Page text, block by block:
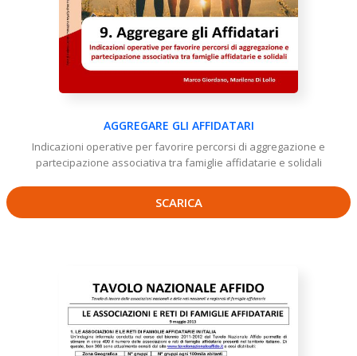
AGGREGARE GLI AFFIDATARI
Indicazioni operative per favorire percorsi di aggregazione e
partecipazione associativa tra famiglie affidatarie e solidali
SCARICA